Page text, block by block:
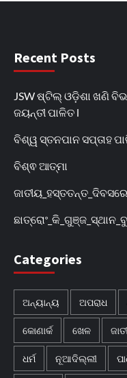
Recent Posts
JSW ଷ୍ଟିଲ୍ ଓଡ଼ିଶା ଖଣି
ଜୟନ୍ତୀ ପାଳିତ l
ବିଶ୍ୱ ସ୍ତନପାନ ସପ୍ତାହ
ବିଶ୍ଵ ଆତ୍ମା
Categories
ଅନ୍ୟାନ୍ୟ ଅପରାଧ
କୋଣାର୍କ ଖେଳ
ଧର୍ମ ନୂଆଦିଲ୍ଲୀ